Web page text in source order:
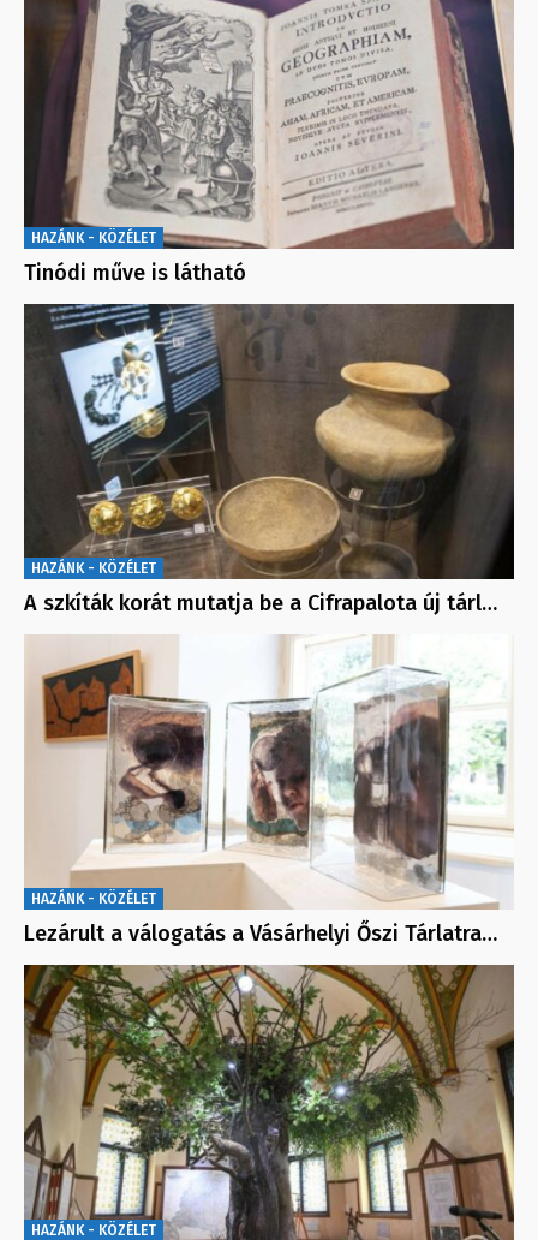
HAZÁNK - KÖZÉLET
Tinódi műve is látható
HAZÁNK - KÖZÉLET
A szkíták korát mutatja be a Cifrapalota új tárl…
HAZÁNK - KÖZÉLET
Lezárult a válogatás a Vásárhelyi Őszi Tárlatra…
HAZÁNK - KÖZÉLET